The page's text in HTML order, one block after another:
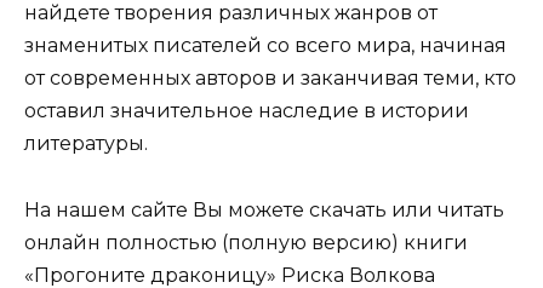
найдете творения различных жанров от
знаменитых писателей со всего мира, начиная
от современных авторов и заканчивая теми, кто
оставил значительное наследие в истории
литературы.
На нашем сайте Вы можете скачать или читать
онлайн полностью (полную версию) книги
«Прогоните драконицу» Риска Волкова